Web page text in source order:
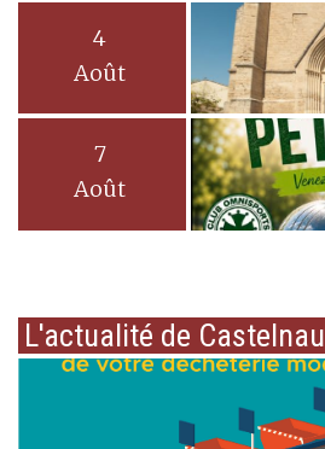
4
Août
7
Août
L'actualité de Castelnau